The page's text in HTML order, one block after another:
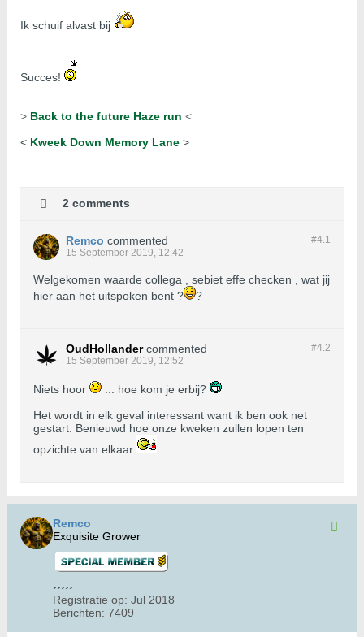
Ik schuif alvast bij
Succes!
> Back to the future Haze run <
< Kweek Down Memory Lane >
2 comments
#4.1
Remco commented
15 September 2019, 12:42
Welgekomen waarde collega , sebiet effe checken , wat jij
hier aan het uitspoken bent ?
?
#4.2
OudHollander commented
15 September 2019, 12:52
Niets hoor
... hoe kom je erbij?
Het wordt in elk geval interessant want ik ben ook net
gestart. Benieuwd hoe onze kweken zullen lopen ten
opzichte van elkaar
Remco
Exquisite Grower
Registratie op: Jul 2018
Berichten: 7409